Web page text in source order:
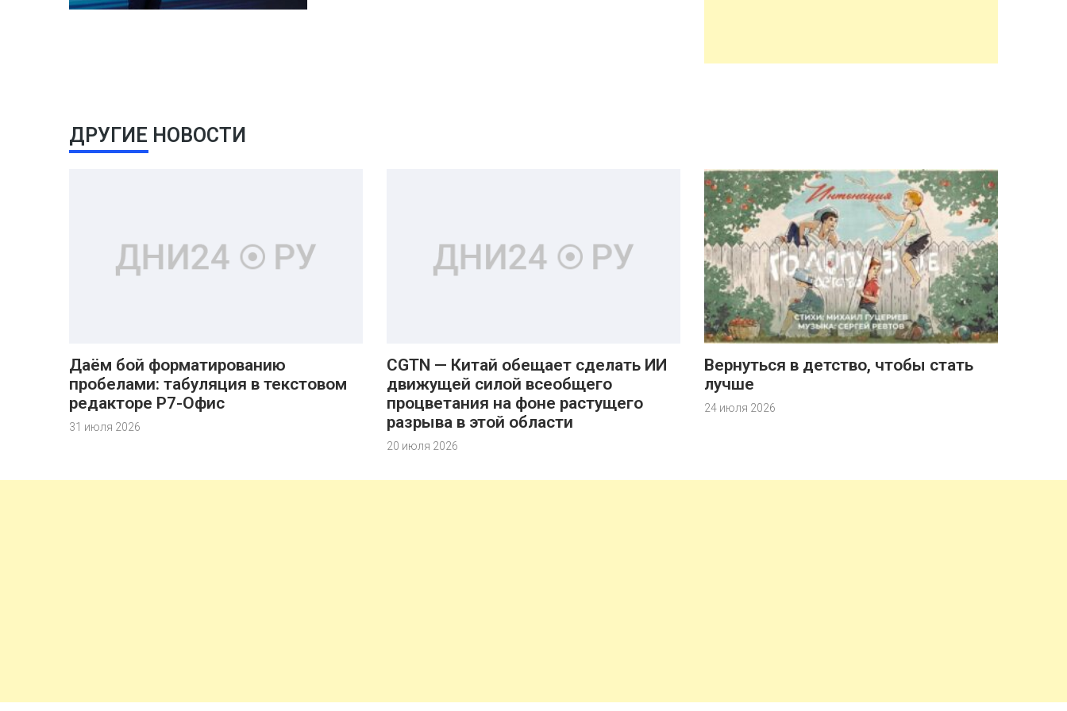
ДРУГИЕ НОВОСТИ
Даём бой форматированию
пробелами: табуляция в текстовом
редакторе Р7-Офис
31 июля 2026
CGTN — Китай обещает сделать ИИ
движущей силой всеобщего
процветания на фоне растущего
разрыва в этой области
20 июля 2026
Вернуться в детство, чтобы стать
лучше
24 июля 2026